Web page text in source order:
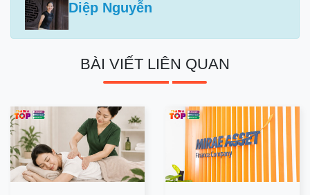
Diệp Nguyễn
BÀI VIẾT LIÊN QUAN